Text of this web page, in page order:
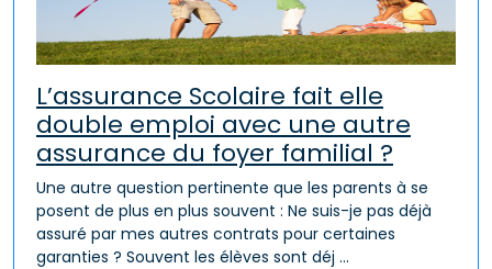
L’assurance Scolaire fait elle
double emploi avec une autre
assurance du foyer familial ?
Une autre question pertinente que les parents à se
posent de plus en plus souvent : Ne suis-je pas déjà
assuré par mes autres contrats pour certaines
garanties ? Souvent les élèves sont déj ...